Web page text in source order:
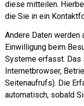
diese mitteilen.
die Sie in ein
Andere Daten werden
Einwilligung beim
Systeme erfasst. Das
Internetbrowser,
Seitenaufrufs). Die
automatisch, sobald